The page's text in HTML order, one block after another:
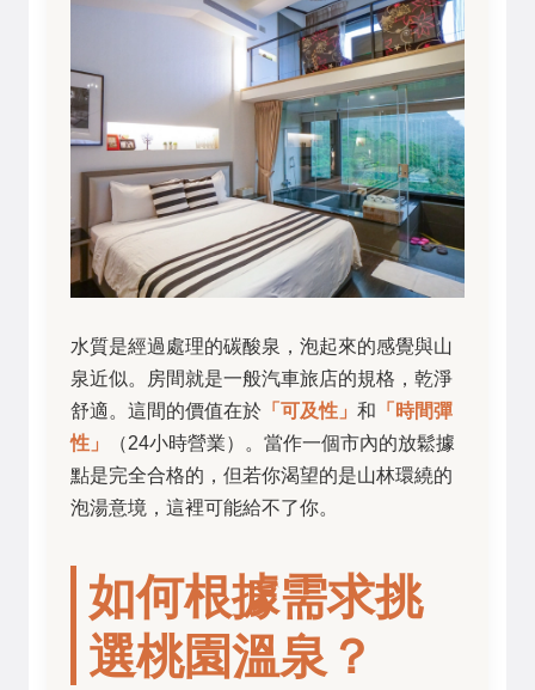
水質是經過處理的碳酸泉，泡起來的感覺與山
泉近似。房間就是一般汽車旅店的規格，乾淨
舒適。這間的價值在於 「可及性」 和 「時間彈
性」
（24小時營業）。當作一個市內的放鬆據
點是完全合格的，但若你渴望的是山林環繞的
泡湯意境，這裡可能給不了你。
如何根據需求挑
選桃園溫泉？